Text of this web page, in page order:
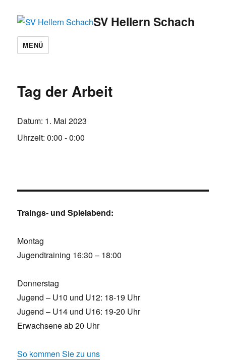
SV Hellern Schach
MENÜ
Tag der Arbeit
Datum: 1. Mai 2023
Uhrzeit:0:00 - 0:00
Traings- und Spielabend:
Montag
Jugendtraining 16:30 – 18:00
Donnerstag
Jugend – U10 und U12: 18-19 Uhr
Jugend – U14 und U16: 19-20 Uhr
Erwachsene ab 20 Uhr
So kommen Sie zu uns